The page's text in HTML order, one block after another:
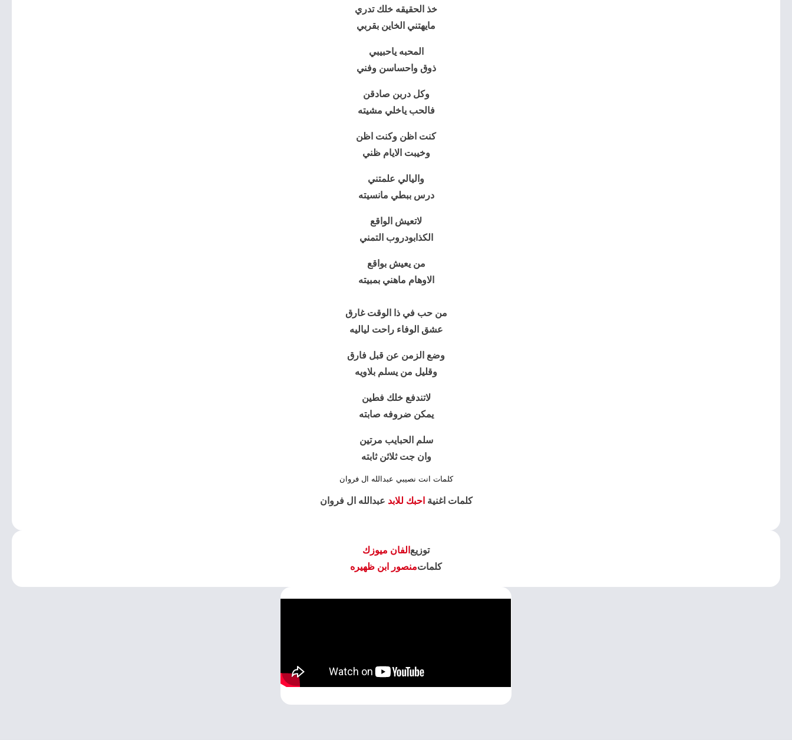
خذ الحقيقه خلك تدري
مايهتني الخاين بقربي
المحبه ياحبيبي
ذوق واحساسن وفني
وكل دربن صادقن
فالحب ياخلي مشيته
كنت اظن وكنت اظن
وخيبت الايام ظني
واليالي علمتني
درس ببطي مانسيته
لاتعيش الواقع
الكذابودروب التمني
من يعيش بواقع
الاوهام ماهني بمبيته
من حب في ذا الوقت غارق
عشق الوفاء راحت لياليه
وضع الزمن عن قبل فارق
وقليل من يسلم بلاويه
لاتندفع خلك فطين
يمكن ضروفه صابته
سلم الحبايب مرتين
وان جت ثلاثن ثابته
كلمات انت نصيبي عبدالله ال فروان
كلمات اغنية احبك للابد عبدالله ال فروان
توزيع الفان ميوزك
كلماتمنصور ابن ظهيره